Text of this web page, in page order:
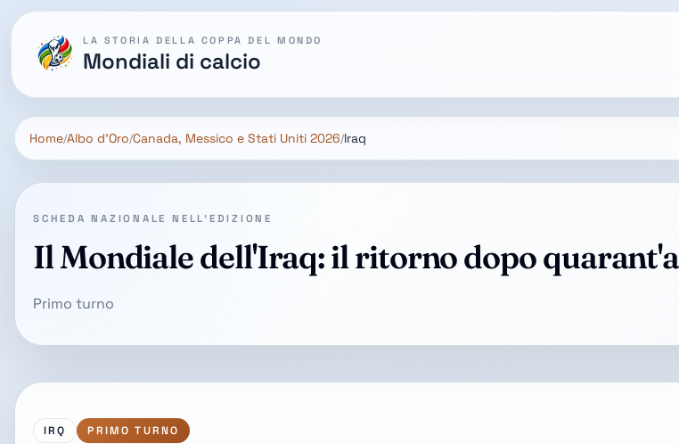
LA STORIA DELLA COPPA DEL MONDO
Mondiali di calcio
Home Albo d'Oro Canada, Messico e Stati Uniti 2026 Iraq
SCHEDA NAZIONALE NELL'EDIZIONE
Il Mondiale dell'Iraq: il ritorno dopo
Primo turno
IRQ PRIMO TURNO